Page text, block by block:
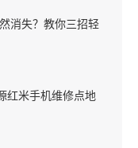
消失？教你三招轻
红米手机维修点地